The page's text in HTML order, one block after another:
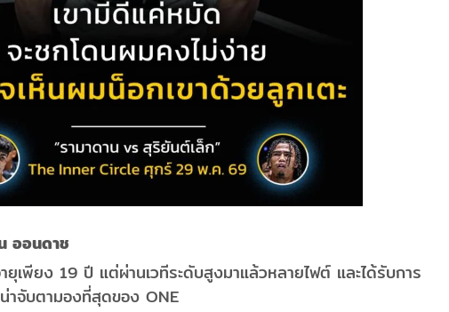
ออนดาช
เพียง 19 ปี แต่ผ่านเวทีระดับสูงมาแล้วหลายไฟต์ และได้รับการ
าจับตามองที่สุดของ ONE